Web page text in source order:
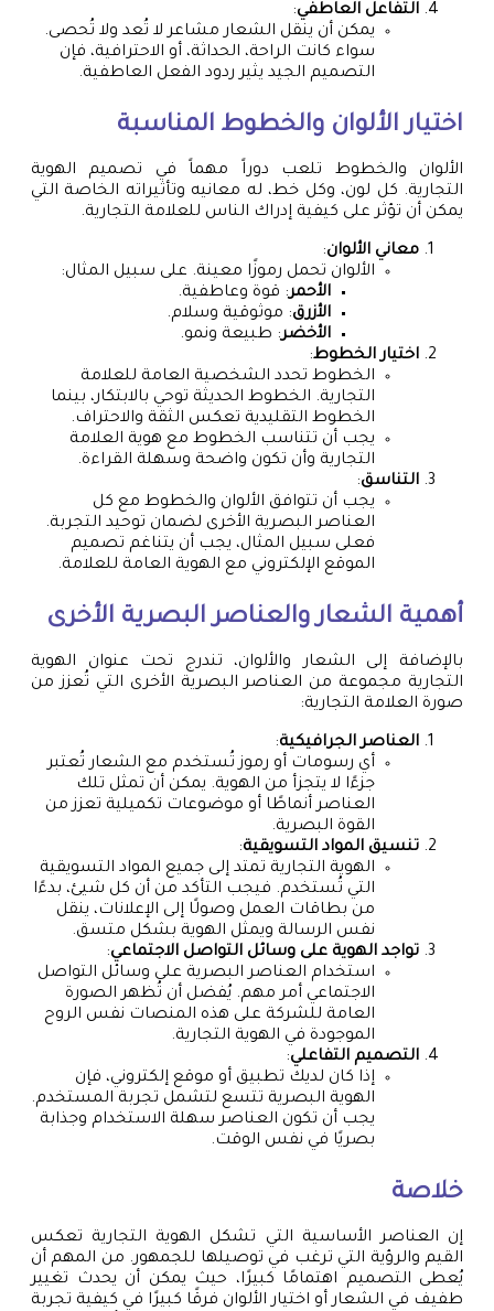
التفاعل العاطفي:
يمكن أن ينقل الشعار مشاعر لا تُعد ولا تُحصى.
سواء كانت الراحة، الحداثة، أو الاحترافية، فإن
التصميم الجيد يثير ردود الفعل العاطفية.
اختيار الألوان والخطوط المناسبة
الألوان والخطوط تلعب دوراً مهماً في تصميم الهوية
التجارية. كل لون، وكل خط، له معانيه وتأثيراته الخاصة التي
يمكن أن تؤثر على كيفية إدراك الناس للعلامة التجارية.
معاني الألوان:
الألوان تحمل رموزًا معينة. على سبيل المثال:
الأحمر: قوة وعاطفية.
الأزرق: موثوقية وسلام.
الأخضر: طبيعة ونمو.
اختيار الخطوط:
الخطوط تحدد الشخصية العامة للعلامة
التجارية. الخطوط الحديثة توحي بالابتكار، بينما
الخطوط التقليدية تعكس الثقة والاحتراف.
يجب أن تتناسب الخطوط مع هوية العلامة
التجارية وأن تكون واضحة وسهلة القراءة.
التناسق:
يجب أن تتوافق الألوان والخطوط مع كل
العناصر البصرية الأخرى لضمان توحيد التجربة.
فعلى سبيل المثال، يجب أن يتناغم تصميم
الموقع الإلكتروني مع الهوية العامة للعلامة.
أهمية الشعار والعناصر البصرية الأخرى
بالإضافة إلى الشعار والألوان، تندرج تحت عنوان الهوية
التجارية مجموعة من العناصر البصرية الأخرى التي تُعزز من
صورة العلامة التجارية:
العناصر الجرافيكية:
أي رسومات أو رموز تُستخدم مع الشعار تُعتبر
جزءًا لا يتجزأ من الهوية. يمكن أن تمثل تلك
العناصر أنماطًا أو موضوعات تكميلية تعزز من
القوة البصرية.
تنسيق المواد التسويقية:
الهوية التجارية تمتد إلى جميع المواد التسويقية
التي تُستخدم. فيجب التأكد من أن كل شيئ، بدءًا
من بطاقات العمل وصولًا إلى الإعلانات، ينقل
نفس الرسالة ويمثل الهوية بشكل متسق.
تواجد الهوية على وسائل التواصل الاجتماعي:
استخدام العناصر البصرية على وسائل التواصل
الاجتماعي أمر مهم. يُفضل أن تُظهر الصورة
العامة للشركة على هذه المنصات نفس الروح
الموجودة في الهوية التجارية.
التصميم التفاعلي:
إذا كان لديك تطبيق أو موقع إلكتروني، فإن
الهوية البصرية تتسع لتشمل تجربة المستخدم.
يجب أن تكون العناصر سهلة الاستخدام وجذابة
بصريًا في نفس الوقت.
خلاصة
إن العناصر الأساسية التي تشكل الهوية التجارية تعكس
القيم والرؤية التي ترغب في توصيلها للجمهور. من المهم أن
يُعطى التصميم اهتمامًا كبيرًا، حيث يمكن أن يحدث تغيير
طفيف في الشعار أو اختيار الألوان فرقًا كبيرًا في كيفية تجربة